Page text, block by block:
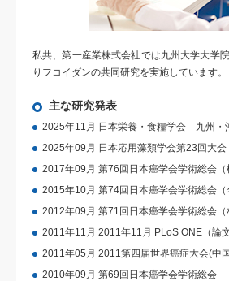
私共、第一産業株式会社では九州大学大学
りフコイダンの共同研究を実施しています。
主な研究発表
2025年11月 日本栄養・食糧学会 九州・
2025年09月 日本応用藻類学会第23回大会
2017年09月 第76回日本癌学会学術総会（
2015年10月 第74回日本癌学会学術総会（
2012年09月 第71回日本癌学会学術総会（
2011年11月 2011年11月 PLoS ONE（論文
2011年05月 2011第四届世界癌症大会(中
2010年09月 第69回日本癌学会学術総会